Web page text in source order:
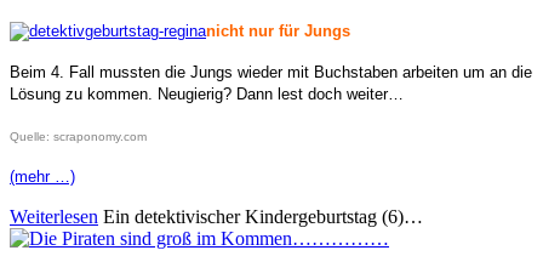
nicht nur für Jungs
Beim 4. Fall mussten die Jungs wieder mit Buchstaben arbeiten um an die
Lösung zu kommen. Neugierig? Dann lest doch weiter…
Quelle: scraponomy.com
(mehr …)
Weiterlesen Ein detektivischer Kindergeburtstag (6)…